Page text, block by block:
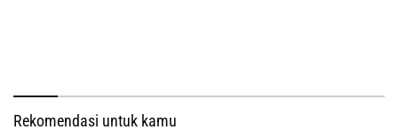
Rekomendasi untuk kamu